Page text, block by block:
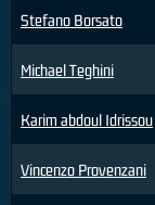
Stefano Borsato
Michael Teghini
Karim abdoul Idrissou
Vincenzo Provenzani